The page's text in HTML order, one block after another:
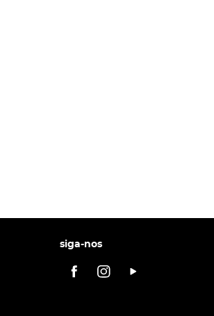
siga-nos